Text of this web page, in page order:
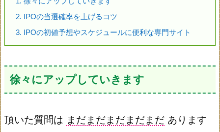
2. IPOの当選確率を上げるコツ
3. IPOの初値予想やスケジュールに便利な専門サイト
徐々にアップしていきます
頂いた質問は まだまだまだまだまだ あります